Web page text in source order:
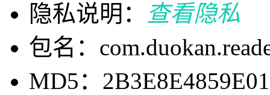
隐私说明：
查看隐私
包名：
MD5：